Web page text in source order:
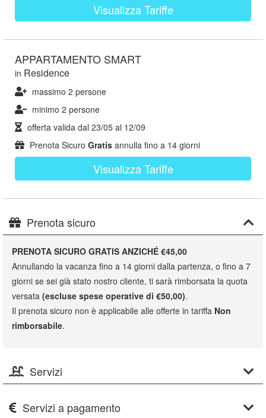
Visualizza Tariffe
APPARTAMENTO SMART
in Residence
massimo 2 persone
minimo 2 persone
offerta valida dal 23/05 al 12/09
Prenota Sicuro Gratis annulla fino a 14 giorni
Visualizza Tariffe
Prenota sicuro
PRENOTA SICURO GRATIS ANZICHÉ €45,00
Annullando la vacanza fino a 14 giorni dalla partenza, o fino a 7
giorni se sei già stato nostro cliente, ti sarà rimborsata la quota
versata (escluse spese operative di €50,00).
Il prenota sicuro non è applicabile alle offerte in tariffa Non
rimborsabile.
Servizi
Servizi a pagamento